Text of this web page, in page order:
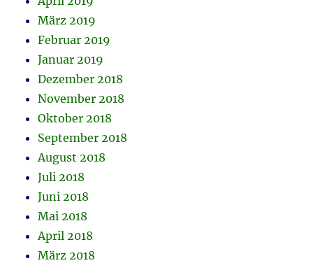
März 2019
Februar 2019
Januar 2019
Dezember 2018
November 2018
Oktober 2018
September 2018
August 2018
Juli 2018
Juni 2018
Mai 2018
April 2018
März 2018